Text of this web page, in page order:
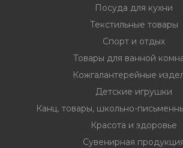
Посуда для кухни
Текстильные товары
Спорт и отдых
Товары для ванной
Кожгалантерейные
Детские игрушки
Канц. товары, школьно-
Красота и здоровье
Сувенирная